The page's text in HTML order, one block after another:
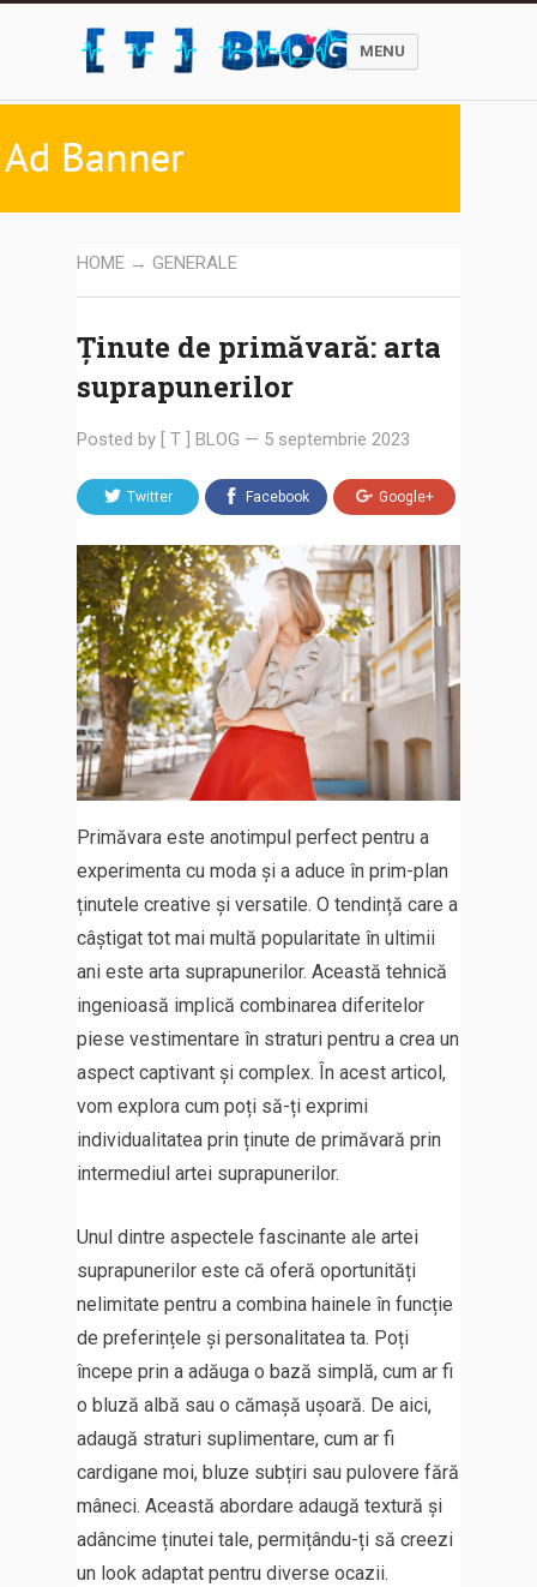
MENU
HOME → GENERALE
Ținute de primăvară: arta
suprapunerilor
Posted by [ T ] BLOG — 5 septembrie 2023
Twitter Facebook Google+
Primăvara este anotimpul perfect pentru a
experimenta cu moda și a aduce în prim-plan
ținutele creative și versatile. O tendință care a
câștigat tot mai multă popularitate în ultimii
ani este arta suprapunerilor. Această tehnică
ingenioasă implică combinarea diferitelor
piese vestimentare în straturi pentru a crea un
aspect captivant și complex. În acest articol,
vom explora cum poți să-ți exprimi
individualitatea prin ținute de primăvară prin
intermediul artei suprapunerilor.
Unul dintre aspectele fascinante ale artei
suprapunerilor este că oferă oportunități
nelimitate pentru a combina hainele în funcție
de preferințele și personalitatea ta. Poți
începe prin a adăuga o bază simplă, cum ar fi
o bluză albă sau o cămașă ușoară. De aici,
adaugă straturi suplimentare, cum ar fi
cardigane moi, bluze subțiri sau pulovere fără
mâneci. Această abordare adaugă textură și
adâncime ținutei tale, permițându-ți să creezi
un look adaptat pentru diverse ocazii.